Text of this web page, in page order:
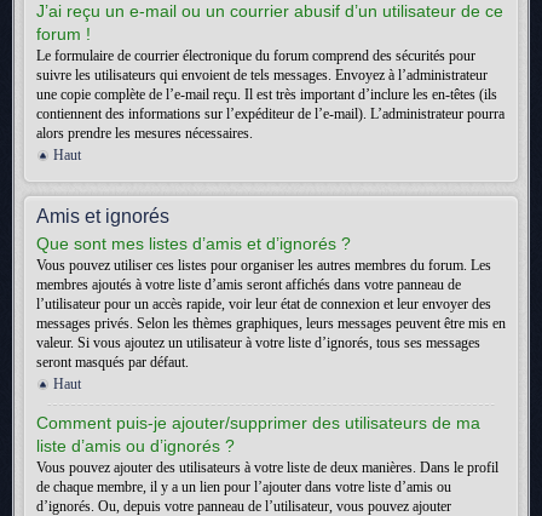
J’ai reçu un e-mail ou un courrier abusif d’un utilisateur de ce
forum !
Le formulaire de courrier électronique du forum comprend des sécurités pour
suivre les utilisateurs qui envoient de tels messages. Envoyez à l’administrateur
une copie complète de l’e-mail reçu. Il est très important d’inclure les en-têtes (ils
contiennent des informations sur l’expéditeur de l’e-mail). L’administrateur pourra
alors prendre les mesures nécessaires.
Haut
Amis et ignorés
Que sont mes listes d’amis et d’ignorés ?
Vous pouvez utiliser ces listes pour organiser les autres membres du forum. Les
membres ajoutés à votre liste d’amis seront affichés dans votre panneau de
l’utilisateur pour un accès rapide, voir leur état de connexion et leur envoyer des
messages privés. Selon les thèmes graphiques, leurs messages peuvent être mis en
valeur. Si vous ajoutez un utilisateur à votre liste d’ignorés, tous ses messages
seront masqués par défaut.
Haut
Comment puis-je ajouter/supprimer des utilisateurs de ma
liste d’amis ou d’ignorés ?
Vous pouvez ajouter des utilisateurs à votre liste de deux manières. Dans le profil
de chaque membre, il y a un lien pour l’ajouter dans votre liste d’amis ou
d’ignorés. Ou, depuis votre panneau de l’utilisateur, vous pouvez ajouter